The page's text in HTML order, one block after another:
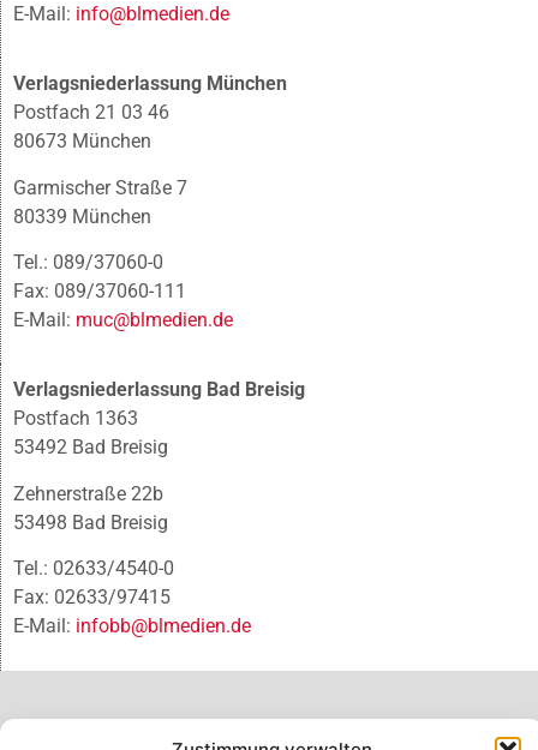
E-Mail: info@blmedien.de
Verlagsniederlassung München
Postfach 21 03 46
80673 München
Garmischer Straße 7
80339 München
Tel.: 089/37060-0
Fax: 089/37060-111
E-Mail: muc@blmedien.de
Verlagsniederlassung Bad Breisig
Postfach 1363
53492 Bad Breisig
Zehnerstraße 22b
53498 Bad Breisig
Tel.: 02633/4540-0
Fax: 02633/97415
E-Mail: infobb@blmedien.de